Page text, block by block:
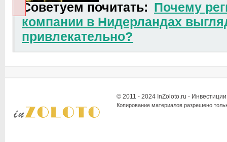
Советуем почитать: Почему
компании в Нидерландах
привлекательно?
© 2011 - 2024 InZoloto.ru -
Копирование материалов разрешено